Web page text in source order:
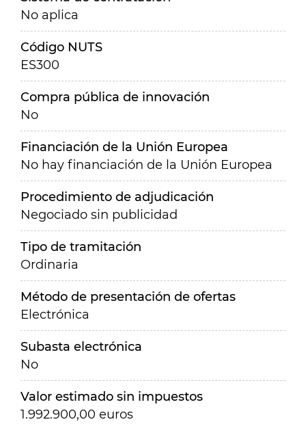
No aplica
Código NUTS
ES300
Compra pública de innovación
No
Financiación de la Unión Europea
No hay financiación de la Unión Europea
Procedimiento de adjudicación
Negociado sin publicidad
Tipo de tramitación
Ordinaria
Método de presentación de ofertas
Electrónica
Subasta electrónica
No
Valor estimado sin impuestos
1.992.900,00 euros